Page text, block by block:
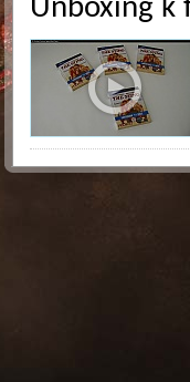
Unboxing k